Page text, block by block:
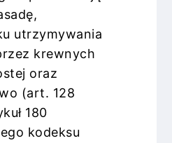
utrzymywania
krewnych
oraz
(art. 128
180
kodeksu